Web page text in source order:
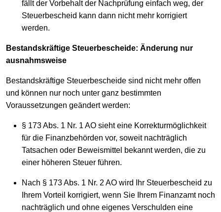
fällt der Vorbehalt der Nachprüfung einfach weg, der
Steuerbescheid kann dann nicht mehr korrigiert
werden.
Bestandskräftige Steuerbescheide: Änderung nur
ausnahmsweise
Bestandskräftige Steuerbescheide sind nicht mehr offen
und können nur noch unter ganz bestimmten
Voraussetzungen geändert werden:
§ 173 Abs. 1 Nr. 1 AO sieht eine Korrekturmöglichkeit
für die Finanzbehörden vor, soweit nachträglich
Tatsachen oder Beweismittel bekannt werden, die zu
einer höheren Steuer führen.
Nach § 173 Abs. 1 Nr. 2 AO wird Ihr Steuerbescheid zu
Ihrem Vorteil korrigiert, wenn Sie Ihrem Finanzamt noch
nachträglich und ohne eigenes Verschulden eine